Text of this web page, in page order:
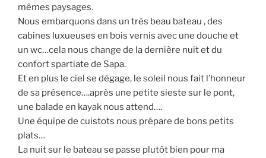
mêmes paysages.
Nous embarquons dans un très beau bateau , des
cabines luxueuses en bois vernis avec une douche et
un wc…cela nous change de la dernière nuit et du
confort spartiate de Sapa.
Et en plus le ciel se dégage, le soleil nous fait l’honneur
de sa présence….après une petite sieste sur le pont,
une balade en kayak nous attend….
Une équipe de cuistots nous prépare de bons petits
plats…
La nuit sur le bateau se passe plutôt bien pour ma